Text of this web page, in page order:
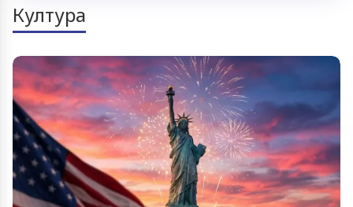
Култура